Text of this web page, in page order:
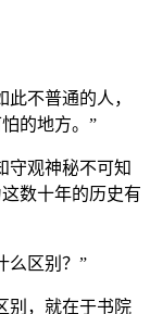
不普通的人，
的地方。”
守观神秘不可知
数十年的历史有
么区别？”
别，就在于书院